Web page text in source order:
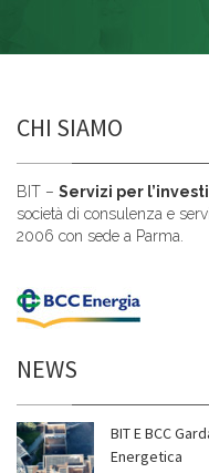
CHI SIAMO
BIT – Servizi per
società di consulenza e
2006 con sede a Parma.
NEWS
BIT E BCC
Energetica